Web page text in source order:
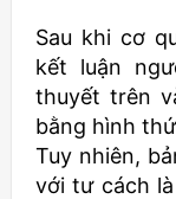
Sau khi cơ
kết luận
thuyết trên
bằng hình
Tuy nhiên,
với tư cách